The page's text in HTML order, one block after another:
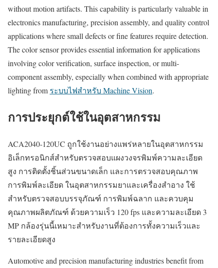
without motion artifacts. This capability is particularly valuable in
electronics manufacturing, precision assembly, and quality control
applications where small defects or fine features require detection.
The color sensor provides essential information for applications
involving color verification, surface inspection, or multi-
component assembly, especially when combined with appropriate
lighting from ระบบไฟสำหรับ Machine Vision.
การประยุกต์ใช้ในอุตสาหกรรม
ACA2040-120UC ถูกใช้งานอย่างแพร่หลายในอุตสาหกรรม
อิเล็กทรอนิกส์สำหรับตรวจสอบแผงวงจรพิมพ์ความละเอียด
สูง การติดตั้งชิ้นส่วนขนาดเล็ก และการตรวจสอบคุณภาพ
การพิมพ์ละเอียด ในอุตสาหกรรมยาและเครื่องสำอาง ใช้
สำหรับตรวจสอบบรรจุภัณฑ์ การพิมพ์ฉลาก และควบคุม
คุณภาพผลิตภัณฑ์ ด้วยความเร็ว 120 fps และความละเอียด 3
MP กล้องรุ่นนี้เหมาะสำหรับงานที่ต้องการทั้งความเร็วและ
รายละเอียดสูง
Automotive and precision manufacturing industries benefit from